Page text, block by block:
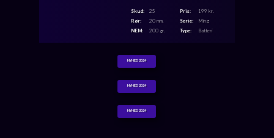
Skud:
Rør:
NEM:
Pris:
Serie:
Type:
25
20 mm.
200 gr.
199 kr.
Ming
Batteri
NYHED 2024
NYHED 2024
NYHED 2024